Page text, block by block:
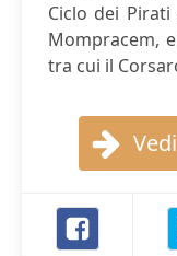
Ciclo dei
Mompracem,
tra cui il